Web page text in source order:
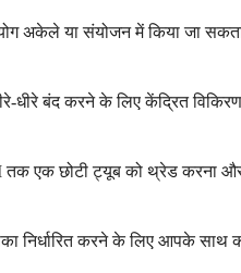
अकेले या संयोजन में किया जा
धीरे-धीरे बंद करने के लिए केंद्रित
एक छोटी ट्यूब को थ्रेड करना
निर्धारित करने के लिए आपके